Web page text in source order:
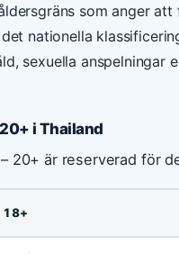
som anger
nationella
sexuella
i Thailand
20+ är reserverad för
18+